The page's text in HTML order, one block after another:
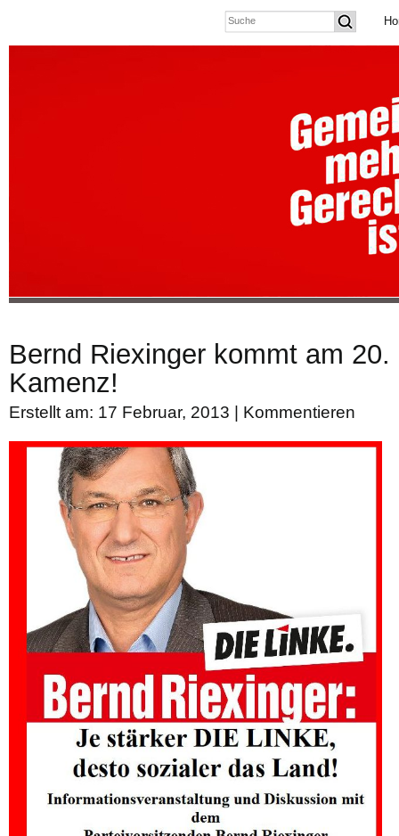
Bernd Riexinger kommt am
Kamenz!
Erstellt am: 17 Februar, 2013 | Kommentieren